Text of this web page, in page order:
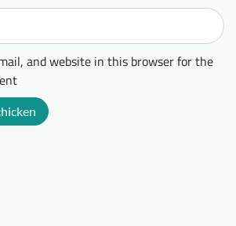
and website in this browser for the